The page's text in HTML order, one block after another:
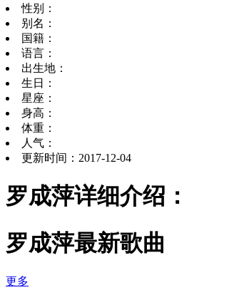
性别：
别名：
国籍：
语言：
出生地：
生日：
星座：
身高：
体重：
人气：
更新时间：2017-12-04
罗成萍详细介绍：
罗成萍最新歌曲
更多